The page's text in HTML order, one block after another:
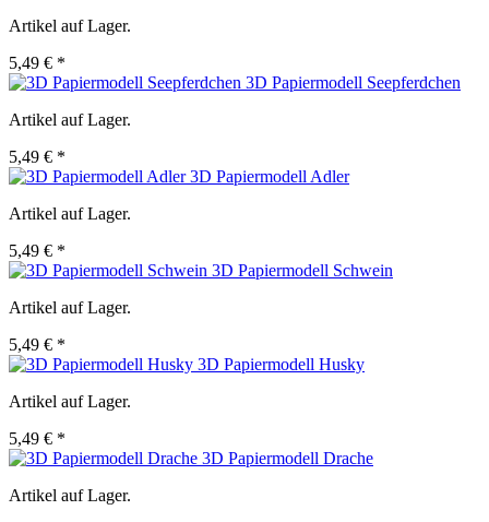
Artikel auf Lager.
5,49 € *
3D Papiermodell Seepferdchen
Artikel auf Lager.
5,49 € *
3D Papiermodell Adler
Artikel auf Lager.
5,49 € *
3D Papiermodell Schwein
Artikel auf Lager.
5,49 € *
3D Papiermodell Husky
Artikel auf Lager.
5,49 € *
3D Papiermodell Drache
Artikel auf Lager.